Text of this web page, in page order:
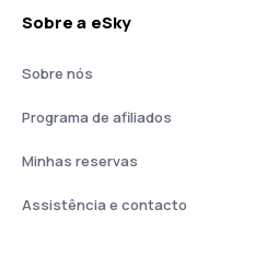
Sobre a eSky
Sobre nós
Programa de afiliados
Minhas reservas
Assistência e contacto